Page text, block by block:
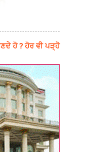
ਹੋ ? ਹੋਰ ਵੀ ਪੜ੍ਹੋ